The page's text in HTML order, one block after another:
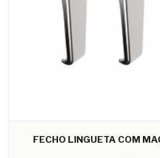
FECHO LINGUETA COM